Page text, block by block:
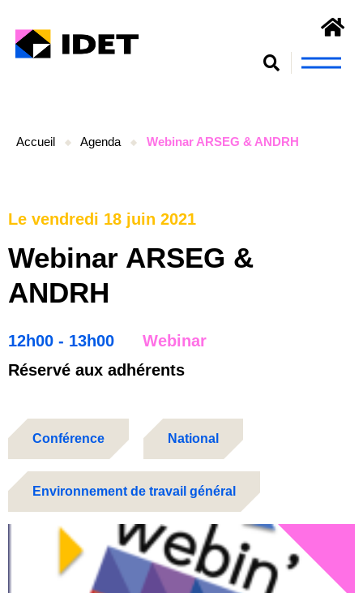
Accueil Agenda Webinar ARSEG & ANDRH
Le vendredi 18 juin 2021
Webinar ARSEG &
ANDRH
12h00 - 13h00
Webinar
Réservé aux adhérents
Conférence National
Environnement de travail général